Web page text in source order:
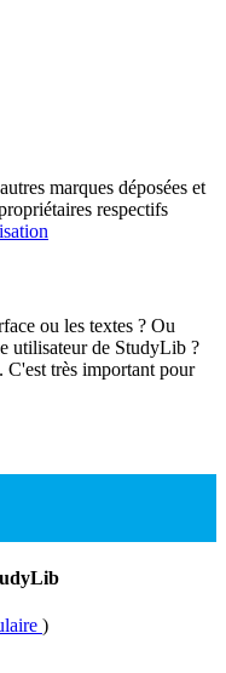
marques déposées et
respectifs
ou les textes ? Ou
utilisateur de StudyLib ?
C'est très important pour
)